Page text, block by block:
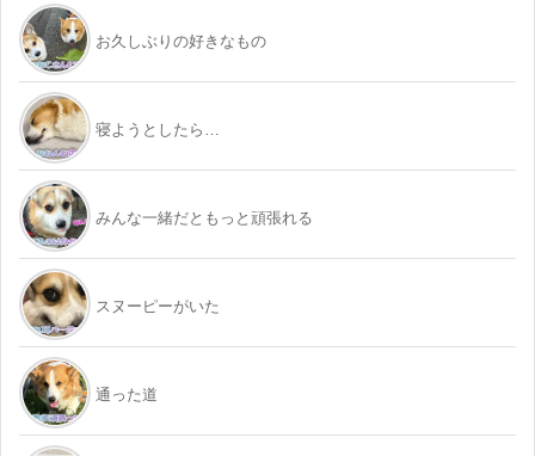
お久しぶりの好きなもの
寝ようとしたら…
みんな一緒だともっと頑張れる
スヌーピーがいた
通った道